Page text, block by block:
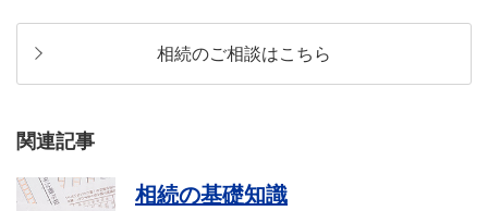
相続のご相談はこちら
関連記事
相続の基礎知識